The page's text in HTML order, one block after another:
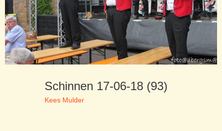
Schinnen 17-06-18 (93)
Kees Mulder